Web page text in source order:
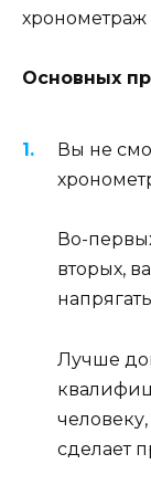
хронометраж
Основных
Вы не
Во-
вторых,
Лучше
сделает